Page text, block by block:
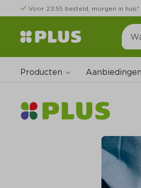
Voor 23:55 besteld, morgen in huis*
Producten Aanbiedingen